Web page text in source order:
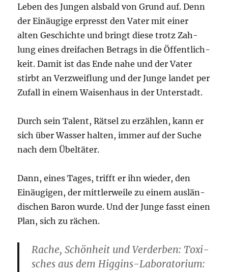
Leben des Jun­gen als­bald von Grund auf. Denn
der Ein­äu­gi­ge erpresst den Vater mit einer
alten Geschich­te und bringt die­se trotz Zah­
lung eines drei­fa­chen Betrags in die Öffent­lich­
keit. Damit ist das Ende nahe und der Vater
stirbt an Ver­zweif­lung und der Jun­ge lan­det per
Zufall in einem Wai­sen­haus in der Unterstadt.
Durch sein Talent, Rät­sel zu erzäh­len, kann er
sich über Was­ser hal­ten, immer auf der Suche
nach dem Übeltäter.
Dann, eines Tages, trifft er ihn wie­der, den
Ein­äu­gi­gen, der mitt­ler­wei­le zu einem aus­län­
di­schen Baron wur­de. Und der Jun­ge fasst einen
Plan, sich zu rächen.
Rache, Schön­heit und Ver­der­ben: Toxi­
sches aus dem Hig­gins-Labo­ra­to­ri­um: